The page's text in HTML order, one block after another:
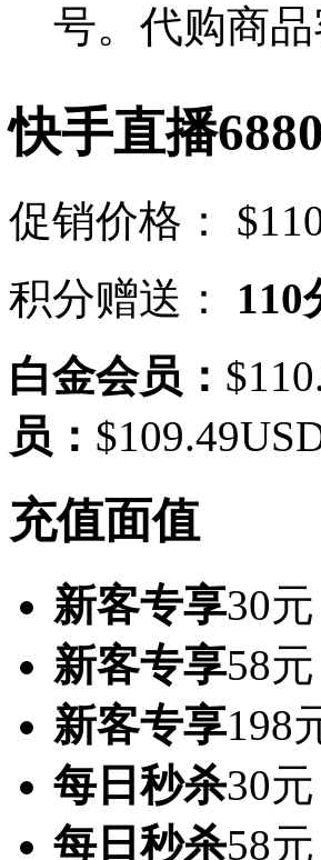
号。代购商
快手直播
促销价格：
积分赠送：
110
白金会员：
员：
充值面值
新客专享30元
新客专享58元
新客专享198
每日秒杀30元
每日秒杀58元